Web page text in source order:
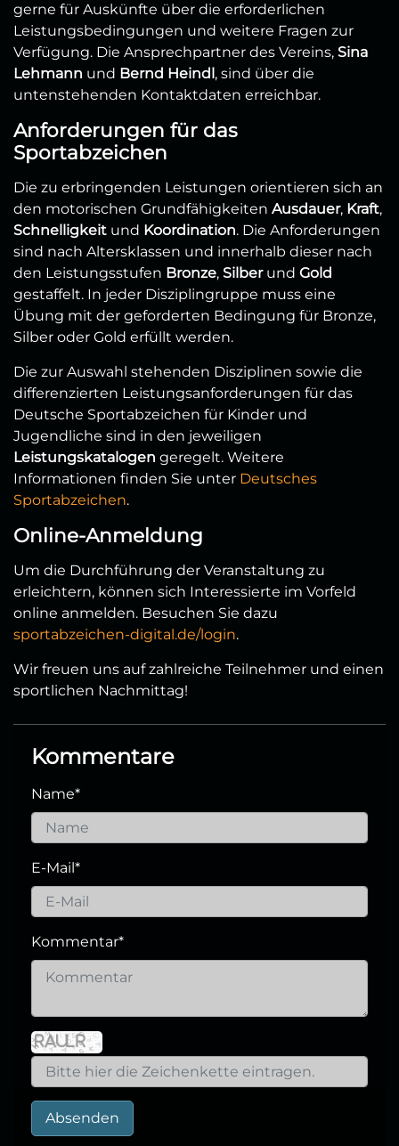
gerne für Auskünfte über die erforderlichen
Leistungsbedingungen und weitere Fragen zur
Verfügung. Die Ansprechpartner des Vereins, Sina
Lehmann und Bernd Heindl , sind über die
untenstehenden Kontaktdaten erreichbar.
Anforderungen für das
Sportabzeichen
Die zu erbringenden Leistungen orientieren sich an
den motorischen Grundfähigkeiten Ausdauer, Kraft,
Schnelligkeit und Koordination. Die Anforderungen
sind nach Altersklassen und innerhalb dieser nach
den Leistungsstufen Bronze, Silberund Gold
gestaffelt. In jeder Disziplingruppe muss eine
Übung mit der geforderten Bedingung für Bronze,
Silber oder Gold erfüllt werden.
Die zur Auswahl stehenden Disziplinen sowie die
differenzierten Leistungsanforderungen für das
Deutsche Sportabzeichen für Kinder und
Jugendliche sind in den jeweiligen
Leistungskatalogen geregelt. Weitere
Informationen finden Sie unter Deutsches
Sportabzeichen.
Online-Anmeldung
Um die Durchführung der Veranstaltung zu
erleichtern, können sich Interessierte im Vorfeld
online anmelden. Besuchen Sie dazu
sportabzeichen-digital.de/login.
Wir freuen uns auf zahlreiche Teilnehmer und einen
sportlichen Nachmittag!
Kommentare
Name*
E-Mail *
Kommentar*
Absenden